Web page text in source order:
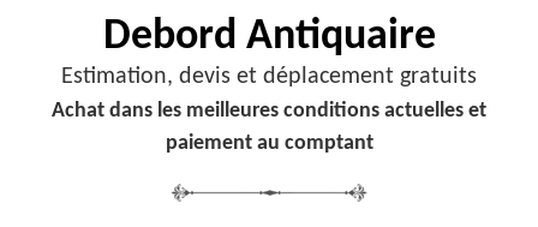
Debord Antiquaire
Estimation, devis et déplacement gratuits
Achat dans les meilleures conditions actuelles et
paiement au comptant